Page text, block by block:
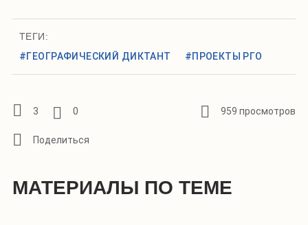
ТЕГИ:
#ГЕОГРАФИЧЕСКИЙ ДИКТАНТ
#ПРОЕКТЫ РГО
3 0 959 просмотров
МАТЕРИАЛЫ ПО ТЕМЕ